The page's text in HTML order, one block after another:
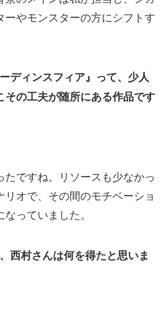
ーやモンスターの方にシフトす
ディンスフィア』って、少人
その工夫が随所にある作品です
たですね。リソースも少なかっ
オで、その間のモチベーショ
っていました。
西村さんは何を得たと思いま